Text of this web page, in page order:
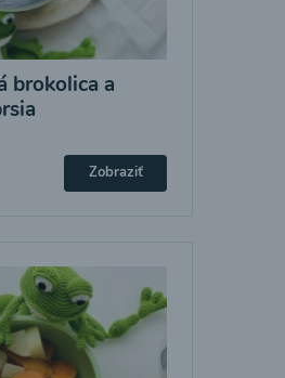
brokolica a
Zobraziť